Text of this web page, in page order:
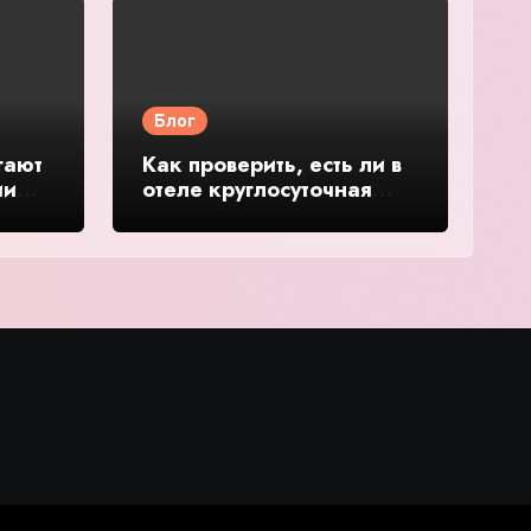
и
Блог
Как проверить, есть ли в
отеле круглосуточная
подробное руководство и
обзор